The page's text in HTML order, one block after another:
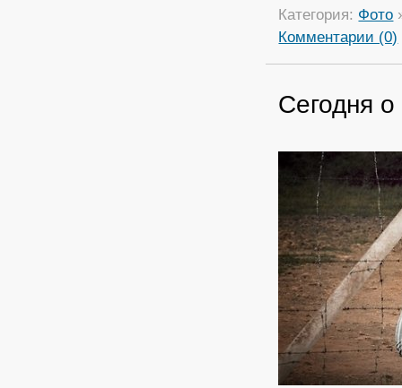
Категория: Фото
Комментарии (0)
Сегодня